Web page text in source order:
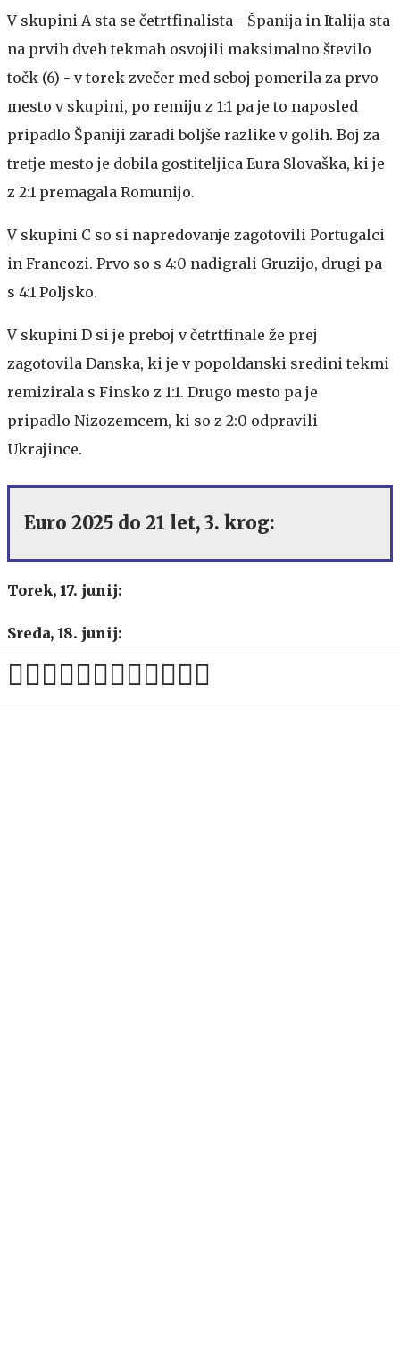
V skupini A sta se četrtfinalista - Španija in Italija sta
na prvih dveh tekmah osvojili maksimalno število
točk (6) - v torek zvečer med seboj pomerila za prvo
mesto v skupini, po remiju z 1:1 pa je to naposled
pripadlo Španiji zaradi boljše razlike v golih. Boj za
tretje mesto je dobila gostiteljica Eura Slovaška, ki je
z 2:1 premagala Romunijo.
V skupini C so si napredovanje zagotovili Portugalci
in Francozi. Prvo so s 4:0 nadigrali Gruzijo, drugi pa
s 4:1 Poljsko.
V skupini D si je preboj v četrtfinale že prej
zagotovila Danska, ki je v popoldanski sredini tekmi
remizirala s Finsko z 1:1. Drugo mesto pa je
pripadlo Nizozemcem, ki so z 2:0 odpravili
Ukrajince.
Euro 2025 do 21 let, 3. krog:
Torek, 17. junij:
Sreda, 18. junij: